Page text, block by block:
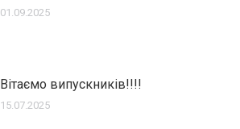
01.09.2025
Вітаємо випускників!!!!
15.07.2025